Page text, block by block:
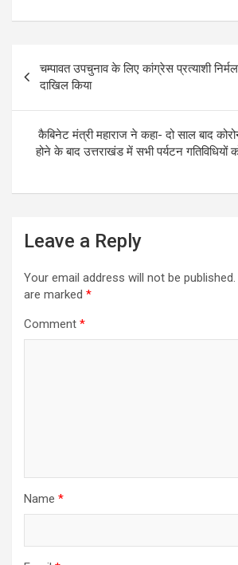
b
o
o
k
er
s
A
p
p
e
navigation
चम्पावत उपचुनाव के लिए कांग्रेस प्रत्याशी
दाखिल किया
कैबिनेट मंत्री महाराज ने कहा- दो साल बाद
होने के बाद उत्तराखंड में सभी पर्यटन गतिविधियों
Leave a Reply
Your email address will not be published.
are marked *
Comment *
Name *